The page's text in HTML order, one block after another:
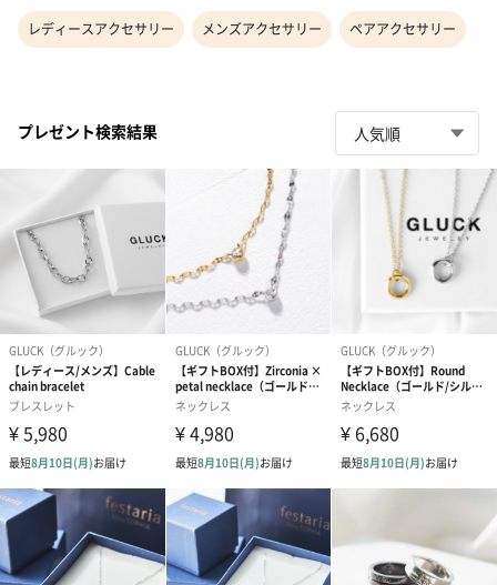
レディースアクセサリー メンズアクセサリー ペアアクセサリー
プレゼント検索結果